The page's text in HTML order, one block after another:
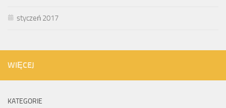
styczeń 2017
WIĘCEJ
KATEGORIE